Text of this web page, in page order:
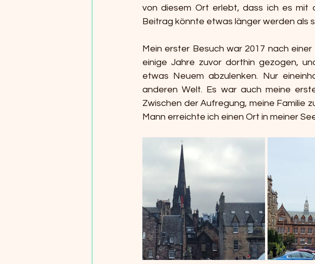
von diesem Ort erlebt, dass ich es mit
Beitrag könnte etwas länger werden als
Mein erster Besuch war 2017 nach
einige Jahre zuvor dorthin gezogen,
etwas Neuem abzulenken. Nur
anderen Welt. Es war auch meine
Zwischen der Aufregung, meine Familie
Mann erreichte ich einen Ort in meiner